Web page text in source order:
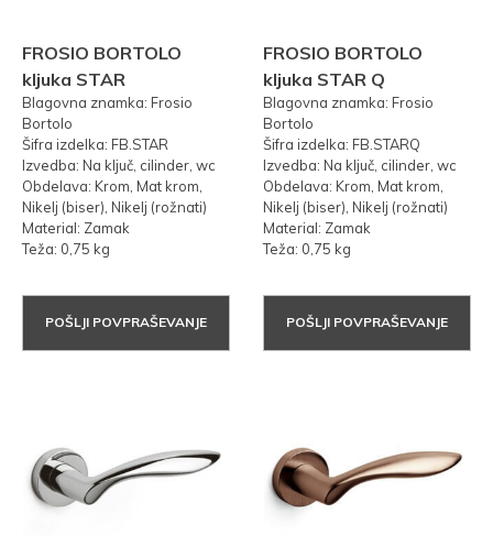
FROSIO BORTOLO
kljuka STAR
Blagovna znamka: Frosio
Bortolo
Šifra izdelka: FB.STAR
Izvedba: Na ključ, cilinder, wc
Obdelava: Krom, Mat krom,
Nikelj (biser), Nikelj (rožnati)
Material: Zamak
Teža: 0,75 kg
POŠLJI POVPRAŠEVANJE
FROSIO BORTOLO
kljuka STAR Q
Blagovna znamka: Frosio
Bortolo
Šifra izdelka: FB.STARQ
Izvedba: Na ključ, cilinder, wc
Obdelava: Krom, Mat krom,
Nikelj (biser), Nikelj (rožnati)
Material: Zamak
Teža: 0,75 kg
POŠLJI POVPRAŠEVANJE